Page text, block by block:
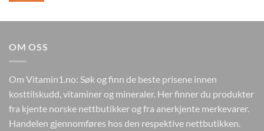
kr378.kr189.
OM OSS
Om Vitamin1.no: Søk og finn de beste prisene innen
kosttilskudd, vitaminer og mineraler. Her finner du produkter
fra kjente norske nettbutikker og fra anerkjente merkevarer.
Handelen gjennomføres hos den respektive nettbutikken.